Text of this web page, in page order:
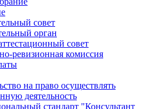
совет
орган
совет
ревизионная комиссия
на право осуществлять
деятельность
стандарт "Консультант